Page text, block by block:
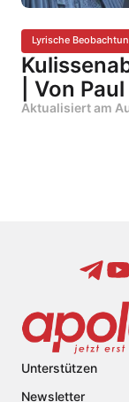
Lyrische
| Von
Aktualisiert am
Unterstützen
Newsletter